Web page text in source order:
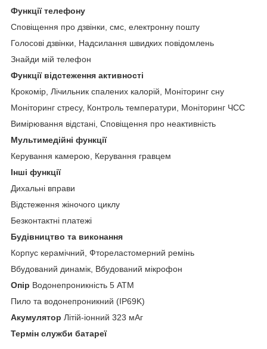
Функції телефону
Сповіщення про дзвінки, смс, електронну пошту
Голосові дзвінки, Надсилання швидких повідомлень
Знайди мій телефон
Функції відстеження активності
Крокомір, Лічильник спалених калорій, Моніторинг сну
Моніторинг стресу, Контроль температури, Моніторинг ЧСС
Вимірювання відстані, Сповіщення про неактивність
Мультимедійні функції
Керування камерою, Керування гравцем
Інші функції
Дихальні вправи
Відстеження жіночого циклу
Безконтактні платежі
Будівництво та виконання
Корпус керамічний, Фтореластомерний ремінь
Вбудований динамік, Вбудований мікрофон
Опір Водонепроникність 5 АТМ
Пило та водонепроникний (IP69K)
Акумулятор Літій-іонний 323 мАг
Термін служби батареї